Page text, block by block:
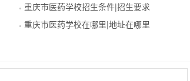
● 重庆市医药学校招生条件|招生要求
● 重庆市医药学校在哪里|地址在哪里